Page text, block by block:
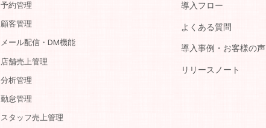
予約管理
顧客管理
メール配信・DM機能
店舗売上管理
分析管理
勤怠管理
スタッフ売上管理
導入フロー
よくある質問
導入事例・お客様の声
リリースノート